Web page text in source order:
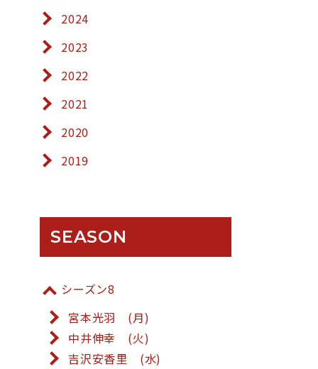
2024
2023
2022
2021
2020
2019
SEASON
シーズン8
宮本光羽 (月)
中井伸幸 (火)
吉沢安香里 (水)